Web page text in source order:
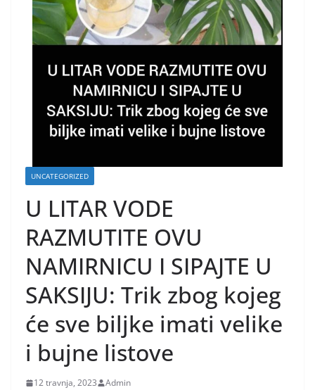
UNCATEGORIZED
U LITAR VODE
RAZMUTITE OVU
NAMIRNICU I SIPAJTE U
SAKSIJU: Trik zbog kojeg
će sve biljke imati velike
i bujne listove
12 travnja, 2023 Admin